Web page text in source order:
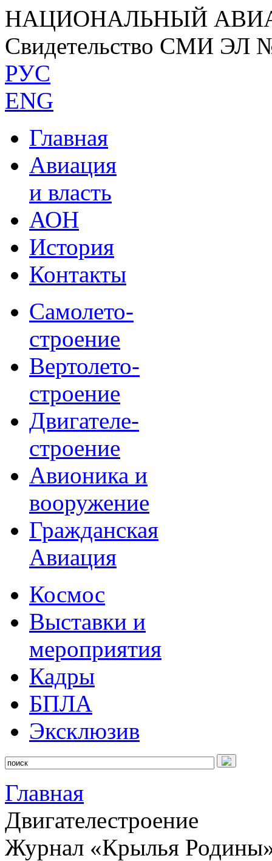
НАЦИОНАЛЬНЫЙ
Свидетельство СМИ ЭЛ
РУС
ENG
Главная
Авиация
и власть
АОН
История
Контакты
Самолето-
строение
Вертолето-
строение
Двигателе-
строение
Авионика и
вооружение
Гражданская
Авиация
Космос
Выставки и
мероприятия
Кадры
БПЛА
Эксклюзив
Главная
Двигателестроение
Журнал «Крылья